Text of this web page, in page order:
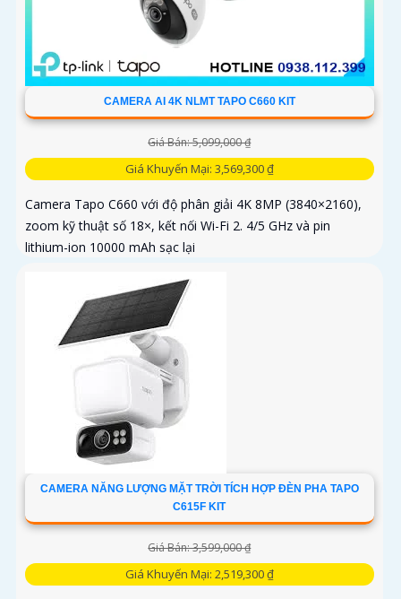
CAMERA AI 4K NLMT TAPO C660 KIT
Giá Bán: 5,099,000 ₫
Giá Khuyến Mại: 3,569,300 ₫
Camera Tapo C660 với độ phân giải 4K 8MP (3840×2160),
zoom kỹ thuật số 18×, kết nối Wi-Fi 2. 4/5 GHz và pin
lithium-ion 10000 mAh sạc lại
CAMERA NĂNG LƯỢNG MẶT TRỜI TÍCH HỢP ĐÈN PHA TAPO
C615F KIT
Giá Bán: 3,599,000 ₫
Giá Khuyến Mại: 2,519,300 ₫